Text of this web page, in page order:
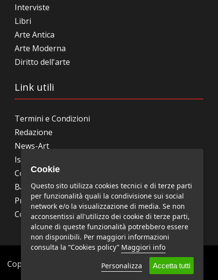
Interviste
Libri
Arte Antica
Arte Moderna
Diritto dell'arte
Link utili
Termini e Condizioni
Redazione
News-Art
Iscrizione alla newsletter
Collabora con noi
Bandi, concorsi, premi
Privacy Policy
Cookie Policy
Copyright © News-Art - Tutti i diritti riservati.
Cookie
Questo sito utilizza cookies tecnici e di terze parti
per funzionalità quali la condivisione sui social
network e/o la visualizzazione di media. Se non
acconsentissi all'utilizzo dei cookie di terze parti,
alcune di queste funzionalità potrebbero essere
non disponibili. Per maggiori informazioni
consulta la “Cookies policy” Maggiori info
Personalizza
Accetta tutti